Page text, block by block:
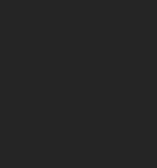
парусная Лига 2020,
под кайтом